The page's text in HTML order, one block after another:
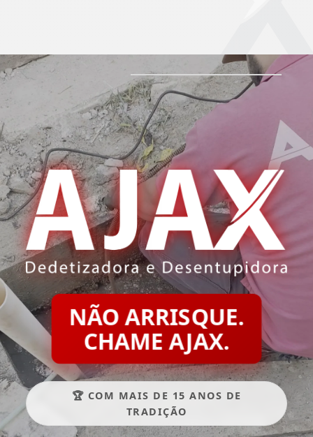
NÃO ARRISQUE.
CHAME AJAX.
🏆 COM MAIS DE 15 ANOS DE
TRADIÇÃO